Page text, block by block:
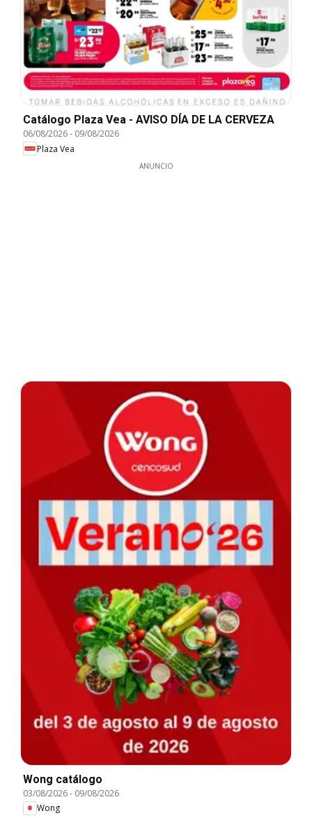
Catálogo Plaza Vea - AVISO DÍA DE LA CERVEZA
06/08/2026- 09/08/2026
Plaza Vea
ANUNCIO
Wong catálogo
03/08/2026- 09/08/2026
Wong